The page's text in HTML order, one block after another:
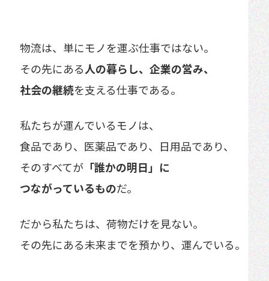
物流は、単にモノを運ぶ仕事ではない。
その先にある人の暮らし、企業の営み、
社会の継続を支える仕事である。
私たちが運んでいるモノは、
食品であり、医薬品であり、日用品であり、
そのすべてが 「誰かの明日」に
つながっているものだ。
だから私たちは、荷物だけを見ない。
その先にある未来までを預かり、運んでいる。